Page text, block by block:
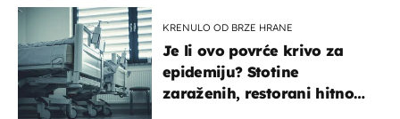
KRENULO OD BRZE HRANE
Je li ovo povrće krivo za
epidemiju? Stotine
zaraženih, restorani hitno